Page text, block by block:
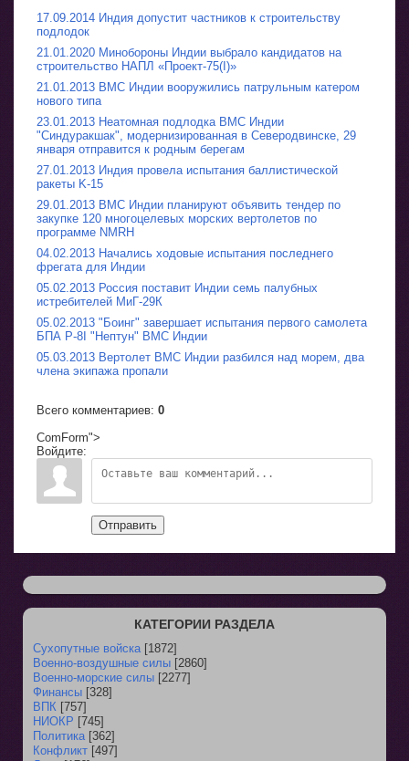
17.09.2014 Индия допустит частников к строительству
подлодок
21.01.2020 Минобороны Индии выбрало кандидатов на
строительство НАПЛ «Проект-75(I)»
21.01.2013 ВМС Индии вооружились патрульным катером
нового типа
23.01.2013 Неатомная подлодка ВМС Индии
"Синдуракшак", модернизированная в Северодвинске, 29
января отправится к родным берегам
27.01.2013 Индия провела испытания баллистической
ракеты K-15
29.01.2013 ВМС Индии планируют объявить тендер по
закупке 120 многоцелевых морских вертолетов по
программе NMRH
04.02.2013 Начались ходовые испытания последнего
фрегата для Индии
05.02.2013 Россия поставит Индии семь палубных
истребителей МиГ-29К
05.02.2013 "Боинг" завершает испытания первого самолета
БПА P-8I "Нептун" ВМС Индии
05.03.2013 Вертолет ВМС Индии разбился над морем, два
члена экипажа пропали
Всего комментариев: 0
ComForm">
Войдите:
Отправить
КАТЕГОРИИ РАЗДЕЛА
Сухопутные войска [1872]
Военно-воздушные силы [2860]
Военно-морские силы [2277]
Финансы [328]
ВПК [757]
НИОКР [745]
Политика [362]
Конфликт [497]